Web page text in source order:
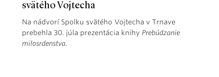
svätého Vojtecha
Na nádvorí Spolku svätého Vojtecha v Trnave
prebehla 30. júla prezentácia knihy Prebúdzanie
milosrdenstva.